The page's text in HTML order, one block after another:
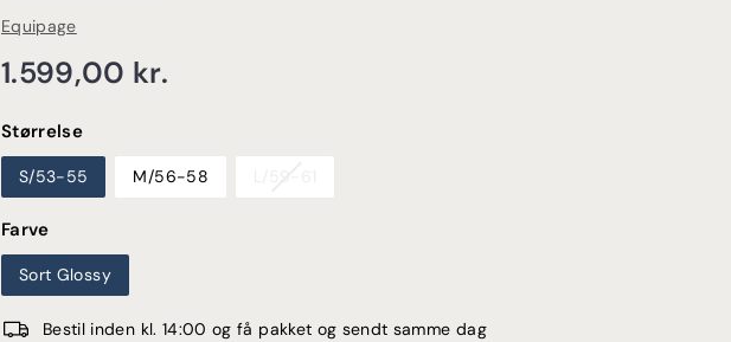
Equipage
Normalpris
1.599,00 kr.
Størrelse
S/53-55 M/56-58
Farve
Sort Glossy
Bestil inden kl. 14:00 og få pakket og sendt samme dag